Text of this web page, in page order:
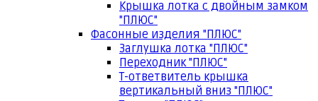
Крышка лотка с двойным замком
"ПЛЮС"
Фасонные изделия "ПЛЮС"
Заглушка лотка "ПЛЮС"
Переходник "ПЛЮС"
Т-ответвитель крышка
вертикальный вниз "ПЛЮС"